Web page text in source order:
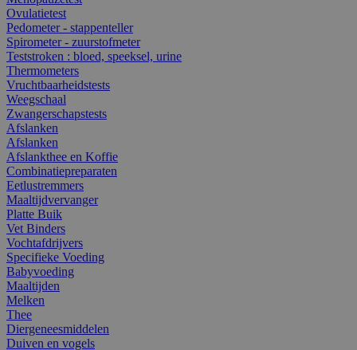
Ovulatietest
Pedometer - stappenteller
Spirometer - zuurstofmeter
Teststroken : bloed, speeksel, urine
Thermometers
Vruchtbaarheidstests
Weegschaal
Zwangerschapstests
Afslanken
Afslanken
Afslankthee en Koffie
Combinatiepreparaten
Eetlustremmers
Maaltijdvervanger
Platte Buik
Vet Binders
Vochtafdrijvers
Specifieke Voeding
Babyvoeding
Maaltijden
Melken
Thee
Diergeneesmiddelen
Duiven en vogels